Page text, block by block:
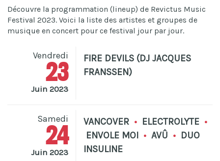
Découvre la programmation (lineup) de Revictus Music
Festival 2023. Voici la liste des artistes et groupes de
musique en concert pour ce festival jour par jour.
Vendredi
23
Juin 2023
FIRE DEVILS (DJ JACQUES
FRANSSEN)
Samedi
24
Juin 2023
VANCOVER • ELECTROLYTE •
ENVOLE MOI • AVÛ • DUO
INSULINE